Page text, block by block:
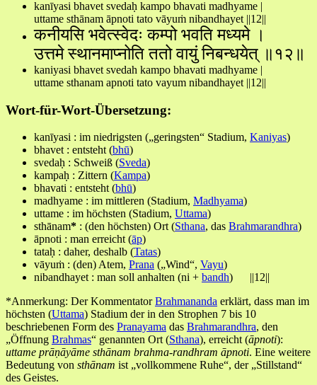
kanīyasi bhavet svedaḥ kampo bhavati madhyame |
uttame sthānam āpnoti tato vāyuṁ nibandhayet ||12||
कनीयसि भवेत्स्वेदः कम्पो भवति मध्यमे ।
उत्तमे स्थानमाप्नोति ततो वायुं निबन्धयेत् ॥१२॥
kaniyasi bhavet svedah kampo bhavati madhyame |
uttame sthanam apnoti tato vayum nibandhayet ||12||
Wort-für-Wort-Übersetzung:
kanīyasi : im niedrigsten („geringsten“ Stadium, Kaniyas)
bhavet : entsteht (bhū)
svedaḥ : Schweiß (Sveda)
kampaḥ : Zittern (Kampa)
bhavati : entsteht (bhū)
madhyame : im mittleren (Stadium, Madhyama)
uttame : im höchsten (Stadium, Uttama)
sthānam* : (den höchsten) Ort (Sthana, das Brahmarandhra)
āpnoti : man erreicht (āp)
tataḥ : daher, deshalb (Tatas)
vāyuṁ : (den) Atem, Prana („Wind“, Vayu)
nibandhayet : man soll anhalten (ni + bandh) ||12||
*Anmerkung: Der KommentatorBrahmananda erklärt, dass man im
höchsten (Uttama) Stadium der in den Strophen 7 bis 10
beschriebenen Form des Pranayama das Brahmarandhra, den
„Öffnung Brahmas“ genannten Ort (Sthana), erreicht (āpnoti):
uttame prāṇāyāme sthānam brahma-randhram āpnoti. Eine weitere
Bedeutung von sthānam ist „vollkommene Ruhe“, der „Stillstand“
des Geistes.